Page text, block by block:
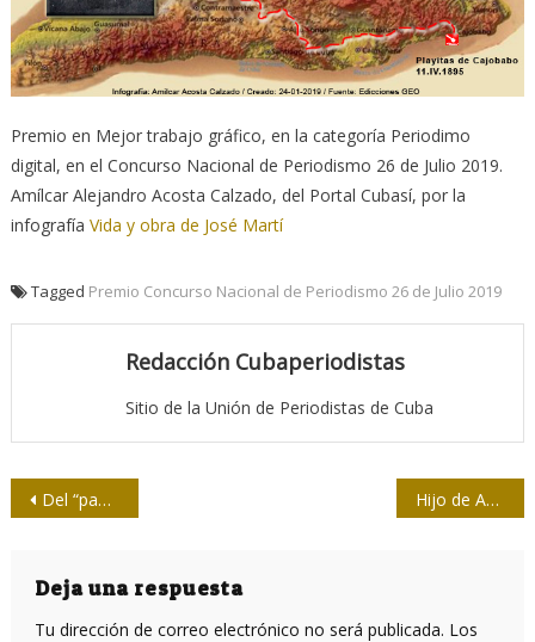
Premio en Mejor trabajo gráfico, en la categoría Periodimo
digital, en el Concurso Nacional de Periodismo 26 de Julio 2019.
Amílcar Alejandro Acosta Calzado, del Portal Cubasí, por la
infografía Vida y obra de José Martí
Tagged Premio Concurso Nacional de Periodismo 26 de Julio 2019
Redacción Cubaperiodistas
Sitio de la Unión de Periodistas de Cuba
Navegación
entradas
Del “papel gaceta” al mostrador Hijo de América
Deja una respuesta
Tu dirección de correo electrónico no será publicada. Los